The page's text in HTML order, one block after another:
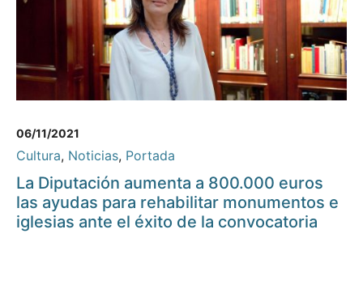
06/11/2021
Cultura, Noticias, Portada
La Diputación aumenta a 800.000 euros
las ayudas para rehabilitar monumentos e
iglesias ante el éxito de la convocatoria